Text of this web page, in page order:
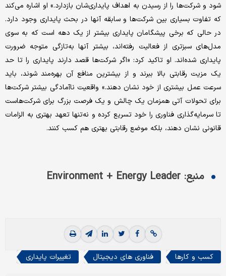
شود و شرکت‌ها را از رسیدن به اهداف پایداری‌‌‌شان بازدارد.» او اشاره می‌کند
که تفاوت بسیاری بین شرکت‌ها و سابقه آنها در بحث پایداری وجود دارد.
در حالی که برخی پیشگامان پایداری بیشتر از یک دهه است که به سوی
مدل‌‌‌های سبزتری از فعالیت رفته‌‌‌اند، بیشتر آنها به‌‌‌تازگی متوجه ضرورت
پایداری شده‌‌‌اند. او تاکید کرد: «اگر شرکت‌ها قصد دارند پایداری را تا حد
یک مزیت رقابتی بالا ببرند و از بیشترین منافع آن بهره‌‌‌مند شوند، باید
سرعت عمل بیشتری از خود نشان دهند.» واقعیت ناآمادگی بیشتر شرکت‌ها
برای تحولات آتی همزمان یک چالش و یک فرصت بزرگ برای شرکت‌هاست
تا سرمایه‌گذاری فناوری را خود تسریع کرده و نه‌‌‌تنها تعهد بهتری به الزامات
قانونی نشان دهند، بلکه موضع رقابتی بهتری هم کسب کنند.
منبع: Environment + Energy Leader
کسب و کارها فناوری های دیجیتال تغییرات پایداری